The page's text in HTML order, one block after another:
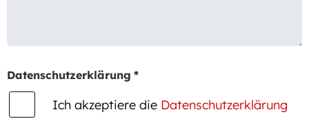
Datenschutzerklärung *
Ich akzeptiere die Datenschutzerklärung